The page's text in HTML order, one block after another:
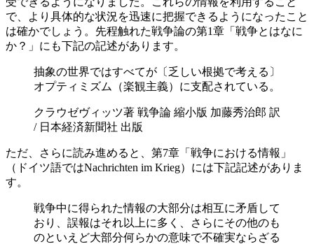
で、より具体的な状況を迅速に把握できるようになったこと
は確かでしょう。先程触れた戦争論の第1章「戦争とはなに
か？」にも下記の記述があります。
抽象の世界ではすべてが〔乏しい根拠で考える〕
オプティミズム（楽観主義）に支配されている。
クラウゼヴィッツ著 戦争論 縮小版 加藤秀治郎 訳
/ 日本経済新聞社 出版
ただ、さらに読み進めると、第7章「戦争における情報」
（ドイツ語ではNachrichten im Krieg）には下記記述がありま
す。
戦争中に得られた情報の大部分は相互に矛盾して
おり、誤報はそれ以上に多く、さらにその他のも
のといえど大部分何らかの意味で不確実ならざる